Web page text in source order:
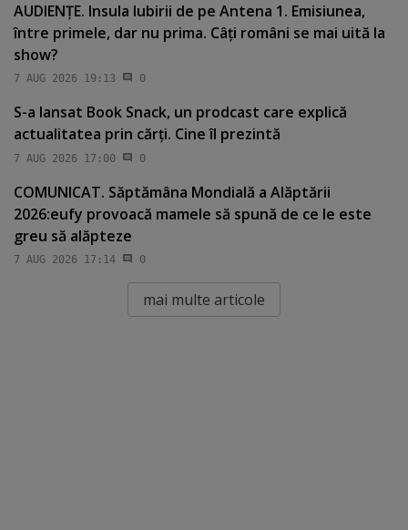
AUDIENŢE. Insula Iubirii de pe Antena 1. Emisiunea,
între primele, dar nu prima. Câţi români se mai uită la
show?
7 AUG 2026 19:13 0
S-a lansat Book Snack, un prodcast care explică
actualitatea prin cărţi. Cine îl prezintă
7 AUG 2026 17:00 0
COMUNICAT. Săptămâna Mondială a Alăptării
2026:eufy provoacă mamele să spună de ce le este
greu să alăpteze
7 AUG 2026 17:14 0
mai multe articole